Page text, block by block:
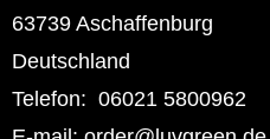
63739 Aschaffenburg
Deutschland
Telefon: 06021 5800962